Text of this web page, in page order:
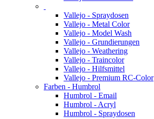
Vallejo - Spraydosen
Vallejo - Metal Color
Vallejo - Model Wash
Vallejo - Grundierungen
Vallejo - Weathering
Vallejo - Traincolor
Vallejo - Hilfsmittel
Vallejo - Premium RC-Color
Farben - Humbrol
Humbrol - Email
Humbrol - Acryl
Humbrol - Spraydosen